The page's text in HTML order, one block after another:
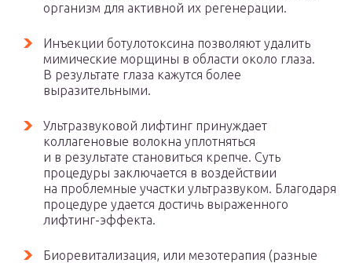
организм для активной их регенерации.
Инъекции ботулотоксина позволяют удалить
мимические морщины в области около глаза.
В результате глаза кажутся более
выразительными.
Ультразвуковой лифтинг принуждает
коллагеновые волокна уплотняться
и в результате становиться крепче. Суть
процедуры заключается в воздействии
на проблемные участки ультразвуком. Благодаря
процедуре удается достичь выраженного
лифтинг-эффекта.
Биоревитализация, или мезотерапия (разные